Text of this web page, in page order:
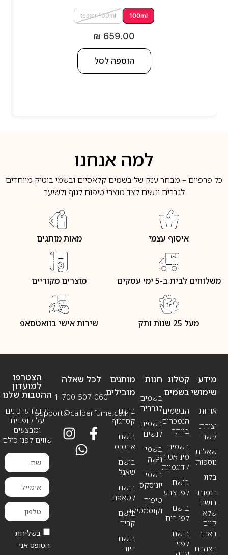
100ml
tester 100ml
₪ 659.00
הוספה לסל
למה אנחנו
כל פרפיום – מבחר ענק של בשמים קלאסיים ובשמי בוטיק מיוחדים
לגברים ונשים לצד מוצרי טיפוח לגוף ולשיער
איסוף עצמי מאות מותגים
משלוחים לבית ב-5 ימי עסקים מוצרים מקוריים
מעל 25 שנות ותק שירות אישי בוואטסאפ
מידע
שימושי
אודות
יצירת
קשר
שאלות
נוספות
בלוג
הזמנת
בושם
שלא
קיים
באתר
הצהרת
חנות
בשמים
לגברים
בשמים
לנשים
בשמי
נישה
בשמי
יוניסקס
טיפוח
וקוסמטיקה
קטלוג
בשמים
הבשמים
הנמכרים
ביותר
בשמים
מיניאטורים
/ דוגמיות
בושם
לפי צבע
בושם
לפי ריח
בושם
לפני
מותגים
מובילים
בושם
קסרג’וף
בושם
אינסנס
בושם
שאנל
בושם
לטאפה
בושם
קריד
בושם
דיור
לכל שאלה
1-700-507-060
support@callperfume.co.il
הצטרפו
למועדון
ההטבות שלנו
וקבלו עדכונים
על קופונים
ומבצעים
שווים לפני כולם
בשליחת
הטופס אני